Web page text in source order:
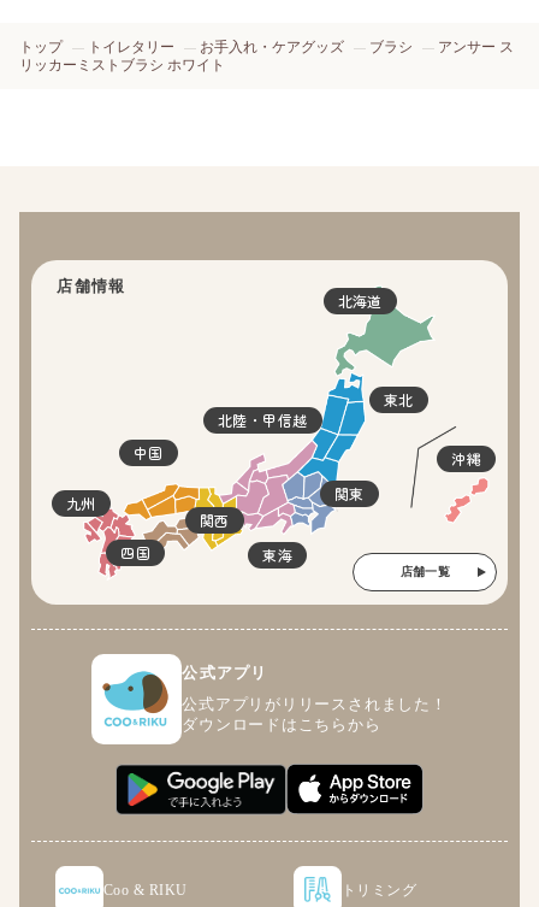
トップ トイレタリー お手入れ・ケアグッズ ブラシ
アンサー ス
リッカーミストブラシ ホワイト
店舗情報
北海道
東北
関東
北陸・甲信越
東海
関西
四国
中国
九州
沖縄
店舗一覧
公式アプリ
公式アプリがリリースされました！
ダウンロードはこちらから
Coo & RIKU トリミング